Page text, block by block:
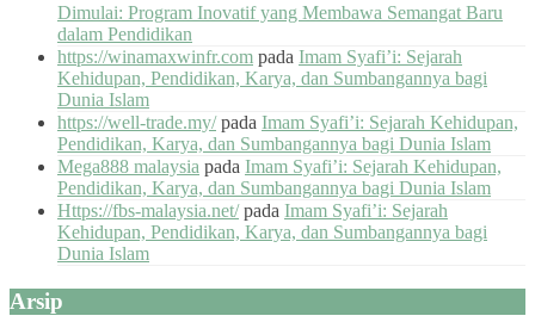
Dimulai: Program Inovatif yang Membawa Semangat Baru
dalam Pendidikan
https://winamaxwinfr.com pada Imam Syafi’i: Sejarah
Kehidupan, Pendidikan, Karya, dan Sumbangannya bagi
Dunia Islam
https://well-trade.my/pada Imam Syafi’i: Sejarah Kehidupan,
Pendidikan, Karya, dan Sumbangannya bagi Dunia Islam
Mega888 malaysia pada Imam Syafi’i: Sejarah Kehidupan,
Pendidikan, Karya, dan Sumbangannya bagi Dunia Islam
Https://fbs-malaysia.net/pada Imam Syafi’i: Sejarah
Kehidupan, Pendidikan, Karya, dan Sumbangannya bagi
Dunia Islam
Arsip